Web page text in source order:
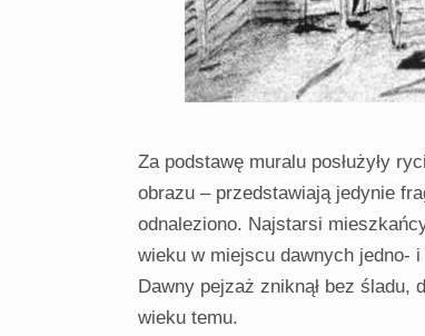
Za podstawę muralu posłużyły
obrazu – przedstawiają jedynie
odnaleziono. Najstarsi
wieku w miejscu dawnych jedno-
Dawny pejzaż zniknął bez śladu,
wieku temu.